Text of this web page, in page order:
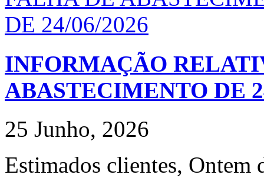
INFORMAÇÃO
ABASTECIMENTO DE
25 Junho, 2026
Estimados clientes,